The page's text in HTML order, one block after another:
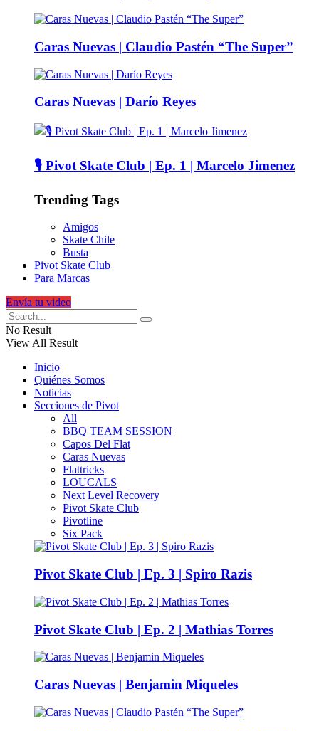
Caras Nuevas | Claudio Pastén “The Super”
Caras Nuevas | Darío Reyes
🎙️ Pivot Skate Club | Ep. 1 | Marcelo Jimenez
Trending Tags
Amigos
Skate Chile
Busta
Pivot Skate Club
Para Marcas
Envía tu video
No Result
View All Result
Inicio
Quiénes Somos
Noticias
Secciones de Pivot
All
BBQ TEAM SESSION
Capos Del Flat
Caras Nuevas
Flattricks
LOUCALS
Next Level Recovery
Pivot Skate Club
Pivotline
Six Pack
Pivot Skate Club | Ep. 3 | Spiro Razis
Pivot Skate Club | Ep. 2 | Mathias Torres
Caras Nuevas | Benjamin Miqueles